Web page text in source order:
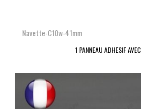
Navette-C10w-41mm
1 PANNEAU ADHESIF AVEC...